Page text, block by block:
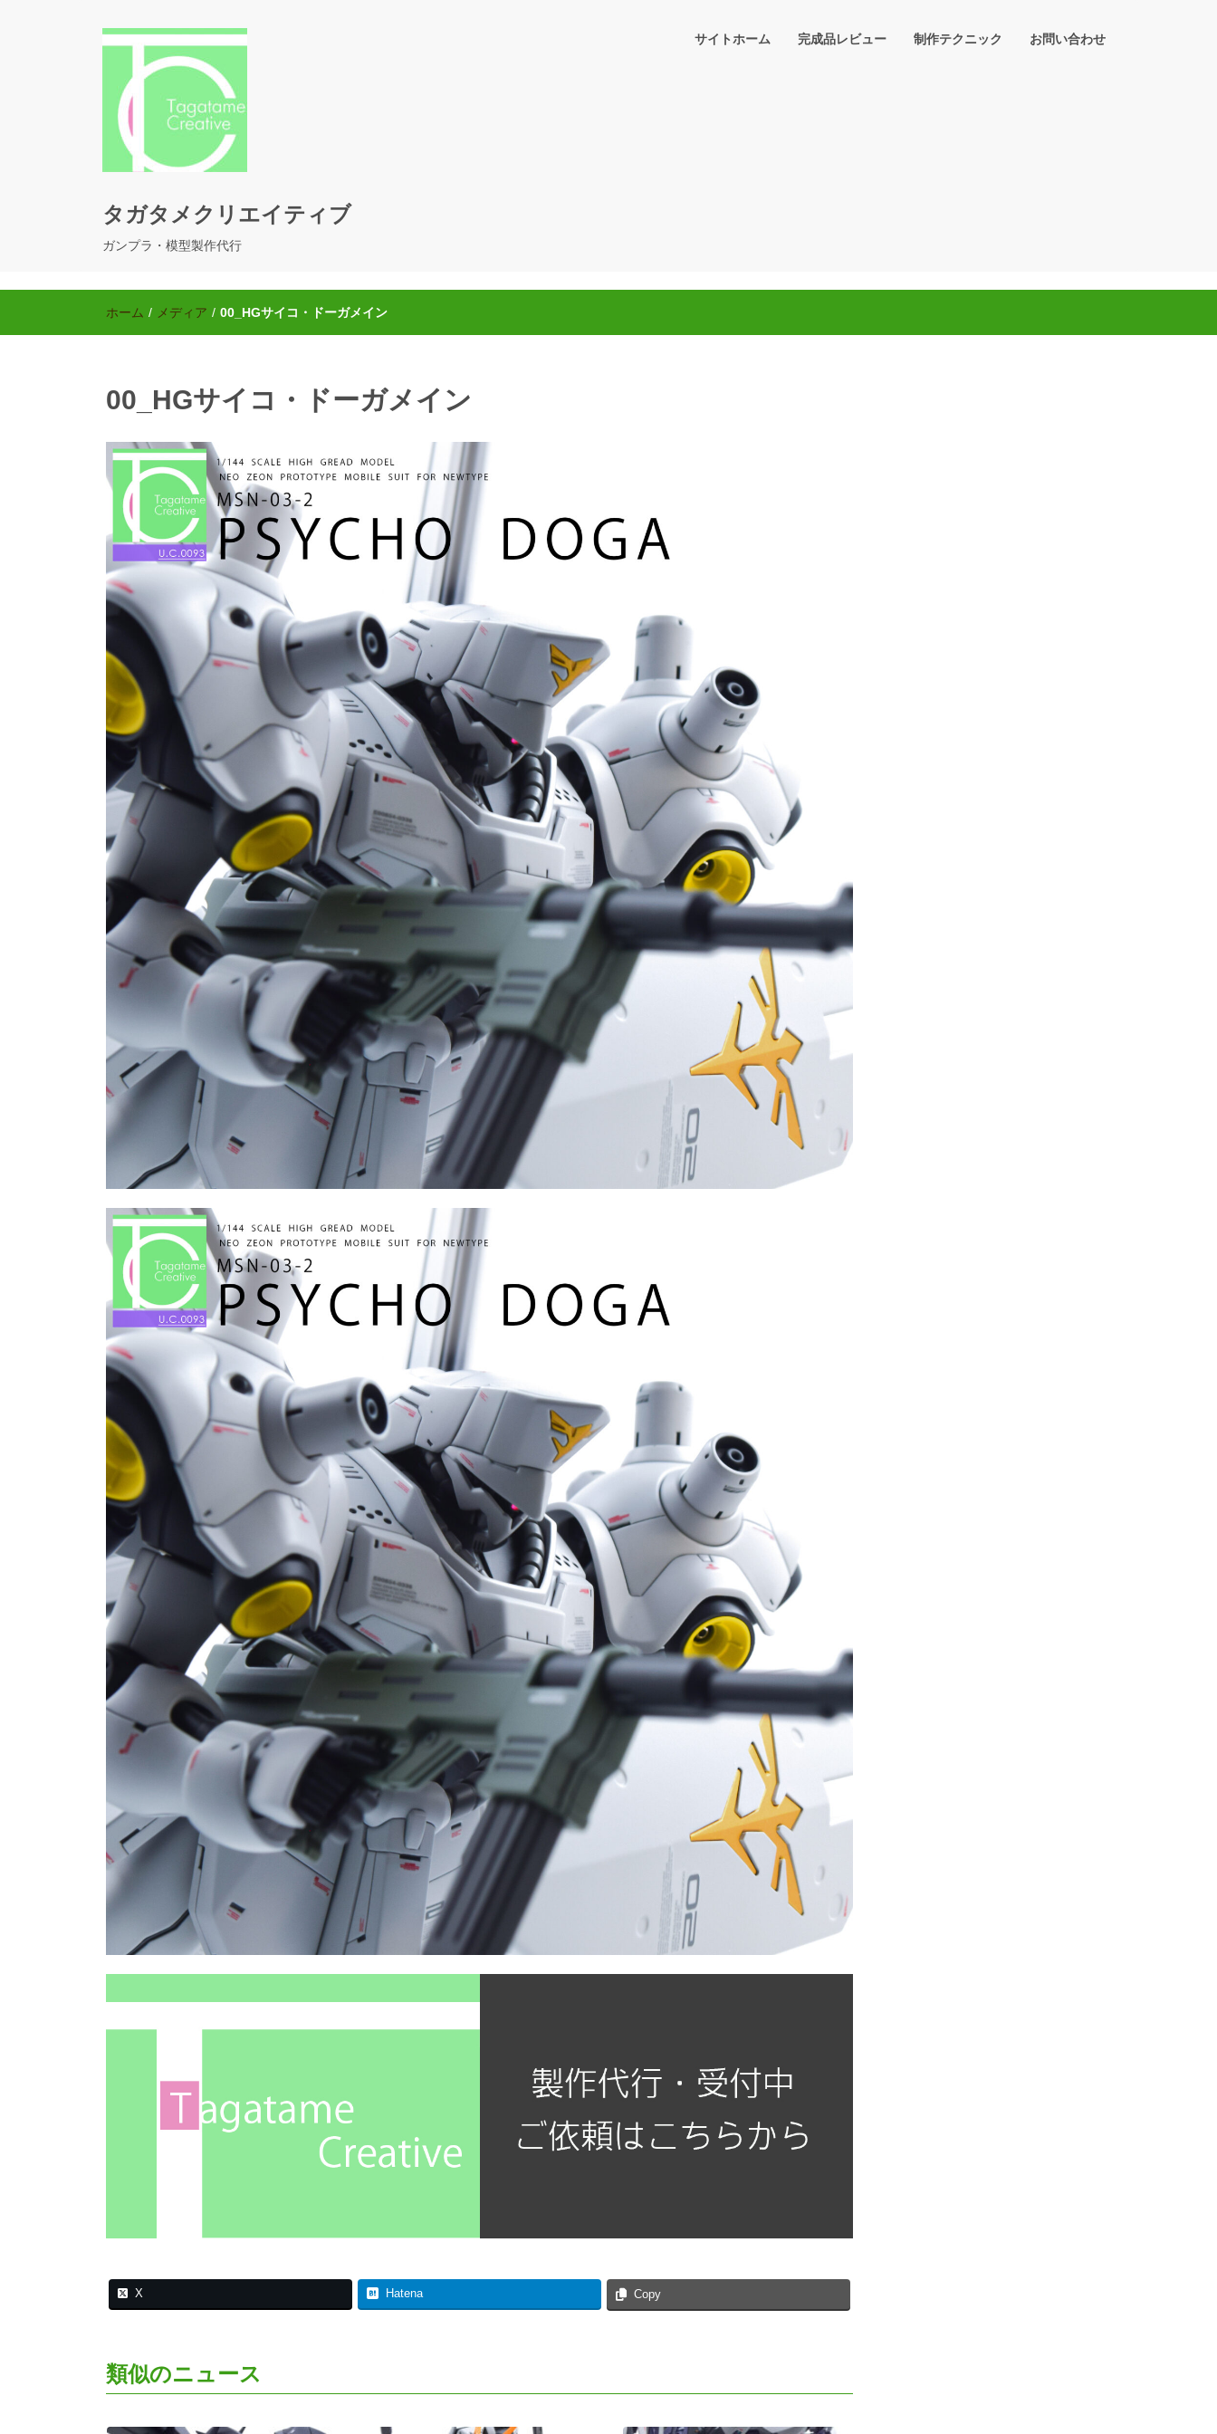
タガタメクリエイティブ
ガンプラ・模型製作代行
サイトホーム 完成品レビュー 制作テクニック お問い合わせ
ホーム / メディア / 00_HGサイコ・ドーガメイン
00_HGサイコ・ドーガメイン
X Hatena Copy
類似のニュース